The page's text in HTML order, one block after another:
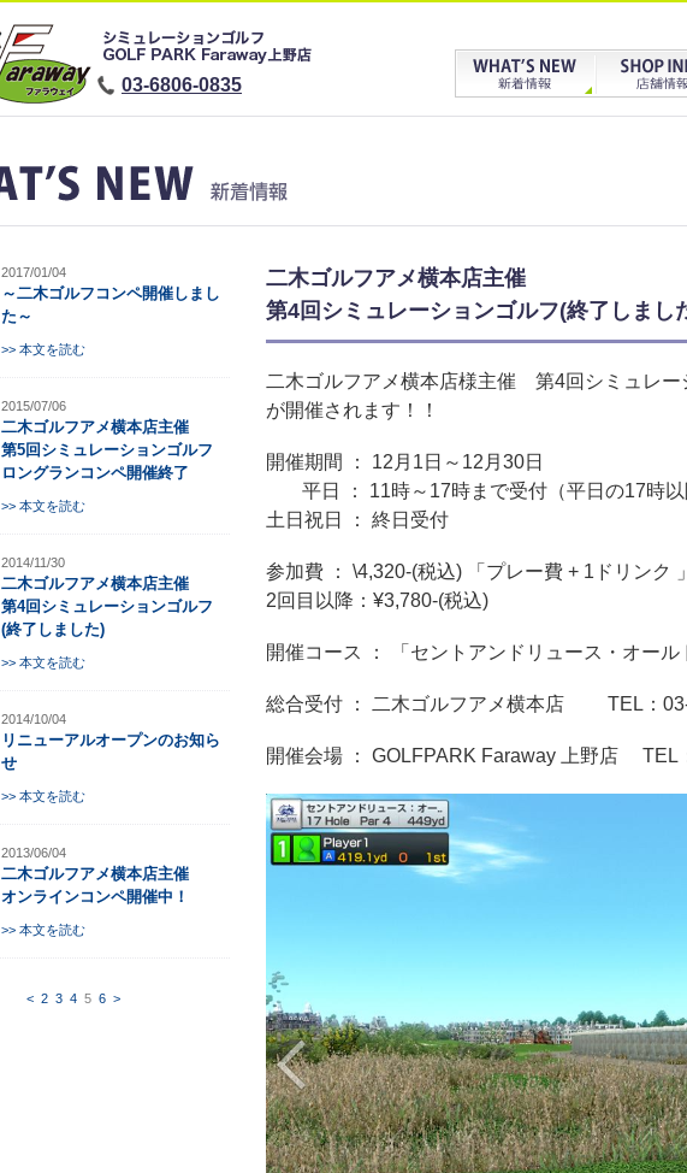
03-6806-0835
2017/01/04
～二木ゴルフコンペ開催しまし
た～
>> 本文を読む
2015/07/06
二木ゴルフアメ横本店主催
第5回シミュレーションゴルフ
ロングランコンペ開催終了
>> 本文を読む
2014/11/30
二木ゴルフアメ横本店主催
第4回シミュレーションゴルフ
(終了しました)
>> 本文を読む
2014/10/04
リニューアルオープンのお知ら
せ
>> 本文を読む
2013/06/04
二木ゴルフアメ横本店主催
オンラインコンペ開催中！
>> 本文を読む
< 2 3 4 5 6 >
二木ゴルフアメ横本店主催
第4回シミュレーションゴルフ(終了しまし
二木ゴルフアメ横本店様主催 第4回シミュレ
が開催されます！！
開催期間 ： 12月1日～12月30日
平日 ： 11時～17時まで受付（平日の17時以
土日祝日 ： 終日受付
参加費 ： \4,320-(税込) 「プレー費 + 1ドリンク 」
2回目以降：¥3,780-(税込)
開催コース ： 「セントアンドリュース・オー
総合受付 ： 二木ゴルフアメ横本店 TEL：
開催会場 ： GOLFPARK Faraway 上野店 TEL